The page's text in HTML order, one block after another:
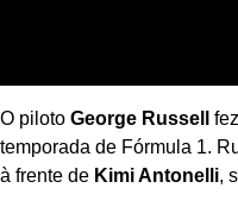
O piloto George Russell
temporada de Fórmula 1.
à frente de Kimi Antonelli,